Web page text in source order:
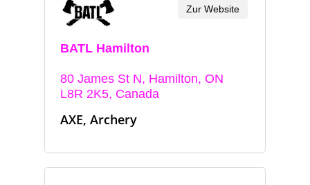
BATL Hamilton
80 James St N, Hamilton, ON
L8R 2K5, Canada
AXE, Archery
Zur Website